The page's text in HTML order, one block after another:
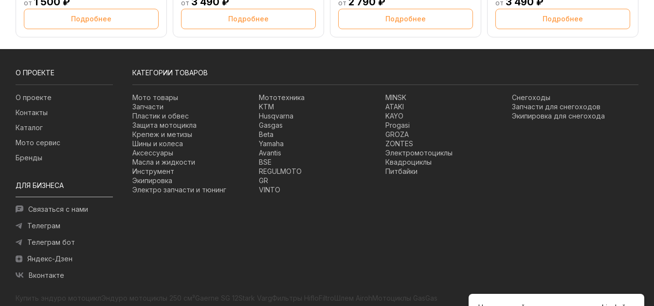
от
Подробнее
от
Подробнее
от
Подробнее
от
Подробнее
О ПРОЕКТЕ
О проекте
Контакты
Каталог
Мото сервис
Бренды
ДЛЯ БИЗНЕСА
Связаться с нами
Телеграм
Телеграм бот
Яндекс-Дзен
Вконтакте
КАТЕГОРИИ ТОВАРОВ
Мото товары
Запчасти
Пластик и обвес
Защита мотоцикла
Крепеж и метизы
Шины и колеса
Аксессуары
Масла и жидкости
Инструмент
Экипировка
Электро запчасти и тюнинг
Мототехника
KTM
Husqvarna
Gasgas
Beta
Yamaha
Avantis
BSE
REGULMOTO
GR
VINTO
MINSK
ATAKI
KAYO
Progasi
GROZA
ZONTES
Электромотоциклы
Квадроциклы
Питбайки
Снегоходы
Запчасти для снегоходов
Экипировка для снегохода
Купить эндуро мотоциклЭндуро мотоциклы 250 см³Gaerne SG 12Stark VargФильтры HifloFiltroШлем AirohМотоциклы GasGas